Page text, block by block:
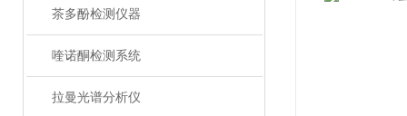
茶多酚检测仪器
喹诺酮检测系统
拉曼光谱分析仪